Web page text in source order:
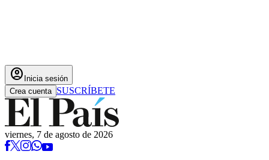
account_circle Inicia sesión
Crea cuenta SUSCRÍBETE
viernes, 7 de agosto de 2026